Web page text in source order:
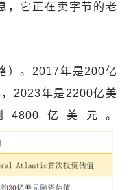
它正在卖字节的老
）。2017年是200亿
2023年是2200亿美
亿美元。